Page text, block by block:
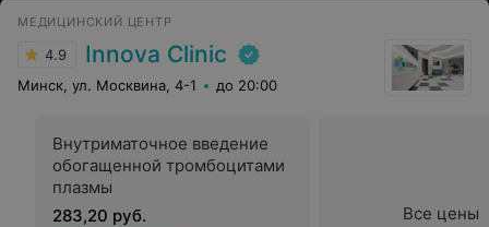
МЕДИЦИНСКИЙ ЦЕНТР
4.9 Innova Clinic
Минск, ул. Москвина, 4-1 до 20:00
Внутриматочное введение
обогащенной тромбоцитами
плазмы
283,20 руб.
Все цены